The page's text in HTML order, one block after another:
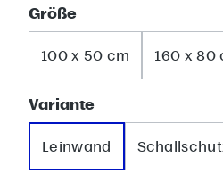
Größeauswählen
100 x 50 cm 160 x 80
Varianteauswählen
Leinwand